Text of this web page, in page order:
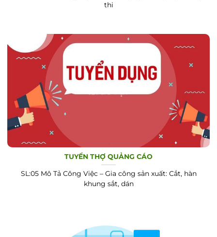
thi
TUYỂN THỢ QUẢNG CÁO
SL:05 Mô Tả Công Việc – Gia công sản xuất: Cắt, hàn
khung sắt, dán